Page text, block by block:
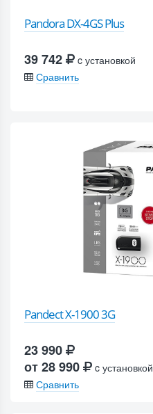
Pandora DX-4GS Plus
39 742
c установкой
Сравнить
Pandect X-1900 3G
23 990
от 28 990
c установкой
Сравнить